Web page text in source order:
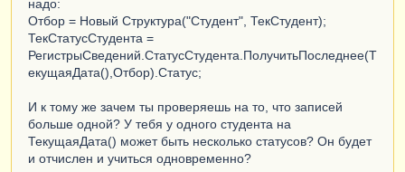
надо:
Отбор = Новый Структура("Студент", ТекСтудент);
ТекСтатусСтудента =
РегистрыСведений.СтатусСтудента.ПолучитьПоследнее(Т
екущаяДата(),Отбор).Статус;
И к тому же зачем ты проверяешь на то, что записей
больше одной? У тебя у одного студента на
ТекущаяДата() может быть несколько статусов? Он будет
и отчислен и учиться одновременно?